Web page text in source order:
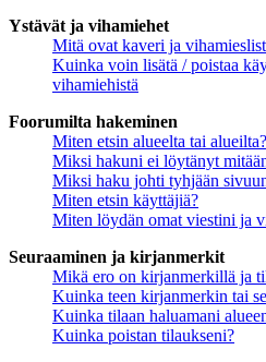
Ystävät ja vihamiehet
Mitä ovat kaveri ja
Kuinka voin lisätä / poistaa
vihamiehistä
Foorumilta hakeminen
Miten etsin alueelta tai alueilta?
Miksi hakuni ei löytänyt
Miksi haku johti tyhjään
Miten etsin käyttäjiä?
Miten löydän omat viestini ja
Seuraaminen ja kirjanmerkit
Mikä ero on kirjanmerkillä ja
Kuinka teen kirjanmerkin tai
Kuinka tilaan haluamani
Kuinka poistan tilaukseni?